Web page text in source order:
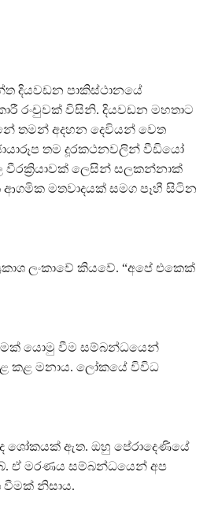
දියවඩන පාකිස්ථානයේ
රංචුවක් විසිනි. දියවඩන මහතාට
තමන් අදහන දෙවියන් වෙත
තම දූරකථනවලින් වීඩියෝ
ලෙසින් සලකන්නාක්
මතවාදයක් සමග පෑහී සිටින
ලංකාවේ කියවේ. “අපේ එකෙක්
යොමු වීම සම්බන්ධයෙන්
කළ මනාය. ලෝකයේ විවිධ
ශෝකයක් ඇත. ඔහු පේරාදෙණියේ
ඒ මරණය සම්බන්ධයෙන් අප
නිසාය.